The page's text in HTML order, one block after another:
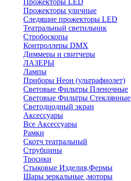
Прожекторы LED
Прожекторы уличные
Следящие прожекторы LED
Театральный светильник
Стробоскопы
Контроллеры DMX
Диммеры и свитчеры
ЛАЗЕРЫ
Лампы
Приборы Неон (ультрафиолет)
Световые Фильтры Пленочные
Световые Фильтры Стеклянные
Светодиодный экран
Аксессуары
Все Аксессуары
Рамки
Скотч театральный
Струбцины
Тросики
Стыковые Изделия,Фермы
Шары зеркальные ,моторы